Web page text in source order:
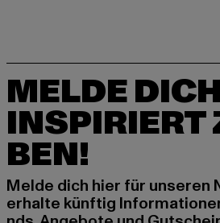
MELDE
INSPIRIERT
BEN!
Melde dich hier für unseren
erhalte künftig